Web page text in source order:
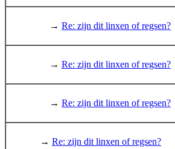
→ Re: zijn dit linxen of regsen?
→ Re: zijn dit linxen of regsen?
→ Re: zijn dit linxen of regsen?
→ Re: zijn dit linxen of regsen?